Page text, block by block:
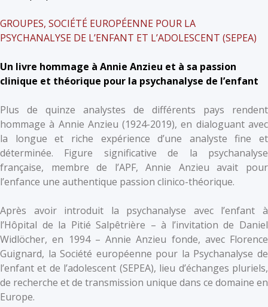
GROUPES, SOCIÉTÉ EUROPÉENNE POUR LA
PSYCHANALYSE DE L’ENFANT ET L’ADOLESCENT (SEPEA)
Un livre hommage à Annie Anzieu et à sa passion
clinique et théorique pour la psychanalyse de l’enfant
Plus de quinze analystes de différents pays rendent
hommage à Annie Anzieu (1924-2019), en dialoguant avec
la longue et riche expérience d’une analyste fine et
déterminée. Figure significative de la psychanalyse
française, membre de l’APF, Annie Anzieu avait pour
l’enfance une authentique passion clinico-théorique.
Après avoir introduit la psychanalyse avec l’enfant à
l’Hôpital de la Pitié Salpêtrière – à l’invitation de Daniel
Widlöcher, en 1994 – Annie Anzieu fonde, avec Florence
Guignard, la Société européenne pour la Psychanalyse de
l’enfant et de l’adolescent (SEPEA), lieu d’échanges pluriels,
de recherche et de transmission unique dans ce domaine en
Europe.